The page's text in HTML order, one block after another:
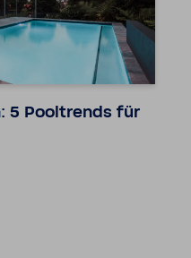
5 Pool­trends für